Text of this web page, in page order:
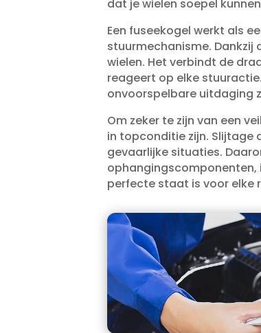
dat je wielen soepel
Een fuseekogel werkt als
stuurmechanisme.​
wielen.​ Het verbindt de
reageert op elke
onvoorspelbare uitdaging
Om zeker te zijn van een
in topconditie zijn.​ Slijtage
gevaarlijke situaties.​
ophangingscomponenten,
perfecte staat is voor elke